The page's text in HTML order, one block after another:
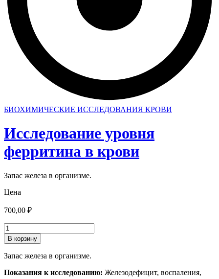
БИОХИМИЧЕСКИЕ ИССЛЕДОВАНИЯ КРОВИ
Исследование уровня
ферритина в крови
Запас железа в организме.
Цена
700,00 ₽
Количество
товара
Исследование
уровня
в
В корзину
Запас железа в организме.
Показания к исследованию: Железодефицит, воспаления,